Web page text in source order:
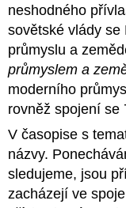
neshodného
sovětské vlády se
průmyslu a
průmyslem a
moderního
rovněž spojení
V časopise s
názvy.
sledujeme, jsou
zacházejí ve